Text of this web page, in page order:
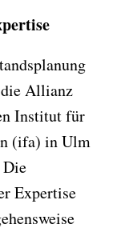
Allianz
Institut für
(ifa) in Ulm
Expertise